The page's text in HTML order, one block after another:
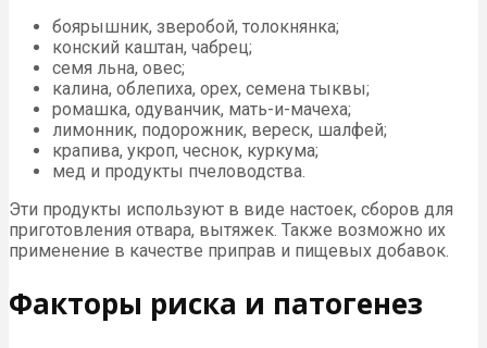
боярышник, зверобой, толокнянка;
конский каштан, чабрец;
семя льна, овес;
калина, облепиха, орех, семена тыквы;
ромашка, одуванчик, мать-и-мачеха;
лимонник, подорожник, вереск, шалфей;
крапива, укроп, чеснок, куркума;
мед и продукты пчеловодства.
Эти продукты используют в виде настоек, сборов для
приготовления отвара, вытяжек. Также возможно их
применение в качестве приправ и пищевых добавок.
Факторы риска и патогенез